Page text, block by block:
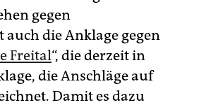
gegen
die Anklage gegen
Freital“, die derzeit in
die Anschläge auf
Damit es dazu